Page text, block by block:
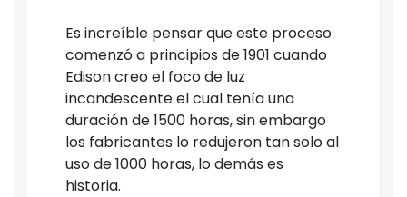
Es increíble pensar que este proceso
comenzó a principios de 1901 cuando
Edison creo el foco de luz
incandescente el cual tenía una
duración de 1500 horas, sin embargo
los fabricantes lo redujeron tan solo al
uso de 1000 horas, lo demás es
historia.